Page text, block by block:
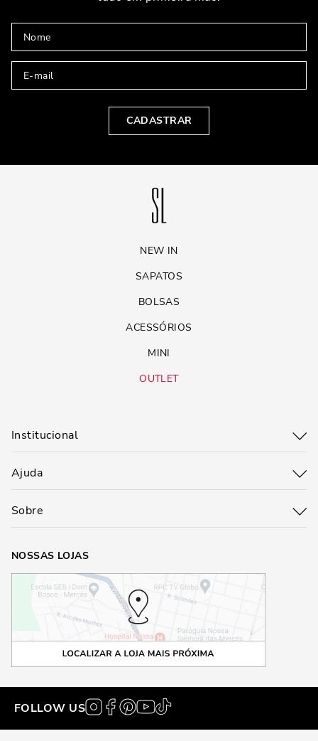
CADASTRAR
NEW IN
SAPATOS
BOLSAS
ACESSÓRIOS
MINI
OUTLET
Institucional
Ajuda
Sobre
NOSSAS LOJAS
FOLLOW US